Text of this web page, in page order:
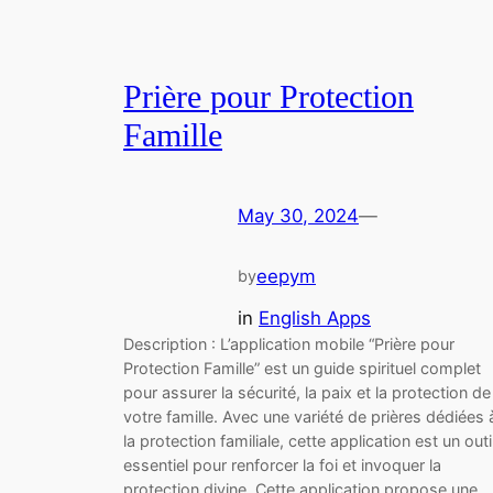
Prière pour Protection
Famille
May 30, 2024—
byeepym
in English Apps
Description : L’application mobile “Prière pour
Protection Famille” est un guide spirituel complet
pour assurer la sécurité, la paix et la protection de
votre famille. Avec une variété de prières dédiées
la protection familiale, cette application est un
essentiel pour renforcer la foi et invoquer la